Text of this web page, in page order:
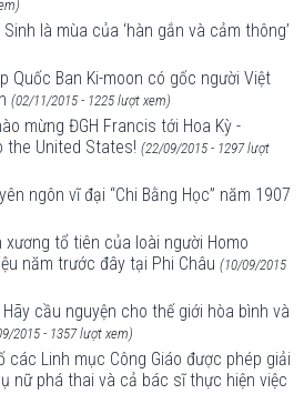
là mùa của ‘hàn gắn và cảm thông’
Quốc Ban Ki-moon có gốc người Việt
(02/11/2015 - 1225 lượt xem)
mừng ĐGH Francis tới Hoa Kỳ -
the United States! (22/09/2015 - 1297 lượt
ngôn vĩ đại “Chi Bằng Học” năm 1907
xương tổ tiên của loài người Homo
năm trước đây tại Phi Châu (10/09/2015
cầu nguyện cho thế giới hòa bình và
2015 - 1357 lượt xem)
các Linh mục Công Giáo được phép giải
nữ phá thai và cả bác sĩ thực hiện việc